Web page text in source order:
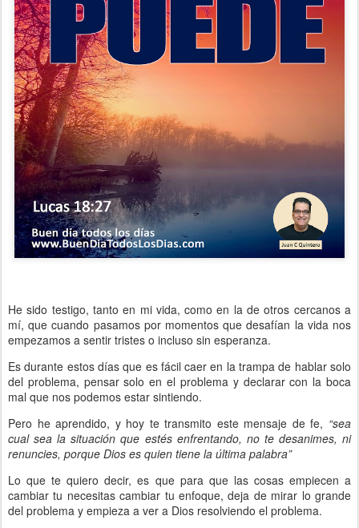
He sido testigo, tanto en mi vida, como en la de otros cercanos a
mí, que cuando pasamos por momentos que desafían la vida nos
empezamos a sentir tristes o incluso sin esperanza.
Es durante estos días que es fácil caer en la trampa de hablar solo
del problema, pensar solo en el problema y declarar con la boca
mal que nos podemos estar sintiendo.
Pero he aprendido, y hoy te transmito este mensaje de fe, “sea
cual sea la situación que estés enfrentando, no te desanimes, ni
renuncies, porque Dios es quien tiene la última palabra”
Lo que te quiero decir, es que para que las cosas empiecen a
cambiar tu necesitas cambiar tu enfoque, deja de mirar lo grande
del problema y empieza a ver a Dios resolviendo el problema.